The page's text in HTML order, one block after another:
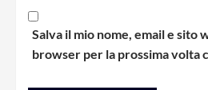
Salva il mio nome, email e sito
browser per la prossima volta